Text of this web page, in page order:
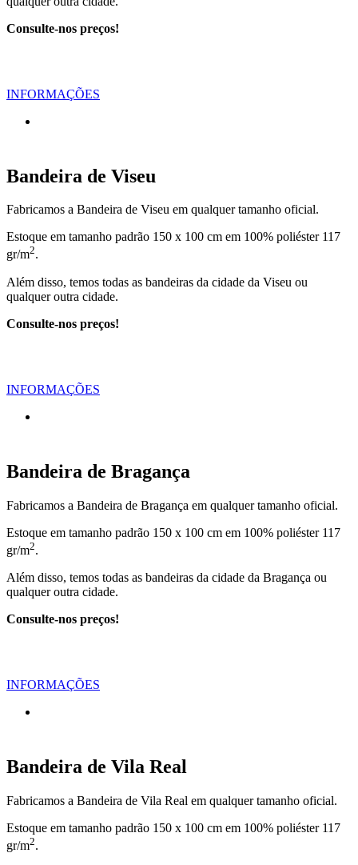
Consulte-nos preços!
INFORMAÇÕES
Bandeira de Viseu
Fabricamos a Bandeira de Viseu em qualquer tamanho oficial.
Estoque em tamanho padrão 150 x 100 cm em 100% poliéster 117
gr/m2.
Além disso, temos todas as bandeiras da cidade da Viseu ou
qualquer outra cidade.
Consulte-nos preços!
INFORMAÇÕES
Bandeira de Bragança
Fabricamos a Bandeira de Bragança em qualquer tamanho oficial.
Estoque em tamanho padrão 150 x 100 cm em 100% poliéster 117
gr/m2.
Além disso, temos todas as bandeiras da cidade da Bragança ou
qualquer outra cidade.
Consulte-nos preços!
INFORMAÇÕES
Bandeira de Vila Real
Fabricamos a Bandeira de Vila Real em qualquer tamanho oficial.
Estoque em tamanho padrão 150 x 100 cm em 100% poliéster 117
gr/m2.